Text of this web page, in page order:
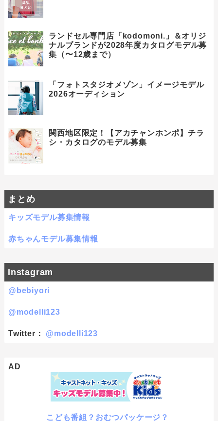
ランドセル専門店「kodomoni.」＆オリジ
ナルブランドが2028年度カタログモデル募
集（〜12歳まで）
「フォトスタジオメゾン」イメージモデル
2026オーディション
関西地区限定！【アカチャンホンポ】チラ
シ・カタログのモデル募集
まとめ
キッズモデル募集情報
赤ちゃんモデル募集情報
Instagram
@bebiyori
@modelli123
Twitter： @modelli123
AD
こども番組？おむつパッケージ？